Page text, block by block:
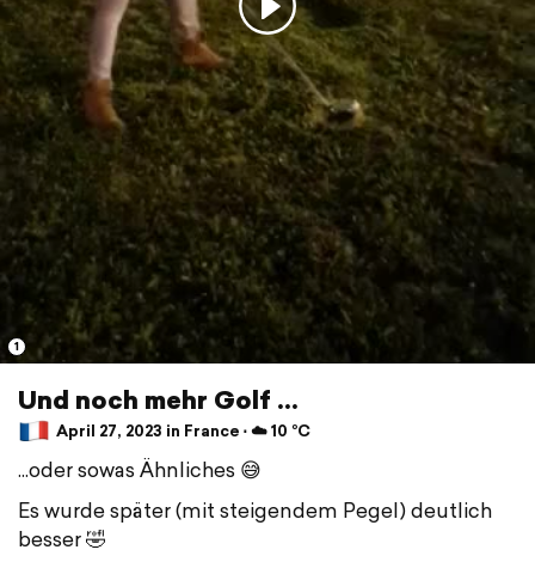
1
Und noch mehr Golf ...
April 27, 2023 in France ⋅ ☁️ 10 °C
...oder sowas Ähnliches 😅
Es wurde später (mit steigendem Pegel) deutlich
besser 🤣